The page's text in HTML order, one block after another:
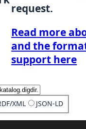
request.
Read more
and the
support here
XML JSON-LD